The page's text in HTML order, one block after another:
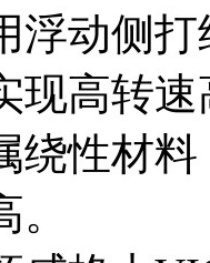
浮动侧
现高转
绕性材